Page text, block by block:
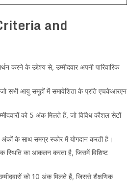
and
करने के उद्देश्य से, उम्मीदवार अपनी पारिवारिक
सभी आयु समूहों में समावेशिता के प्रति एचकेआरएन
को 5 अंक मिलते हैं, जो विविध कौशल सेटों
के साथ समग्र स्कोर में योगदान करती है।
स्थिति का आकलन करता है, जिसमें विशिष्ट
को 10 अंक मिलते हैं, जिससे शैक्षणिक